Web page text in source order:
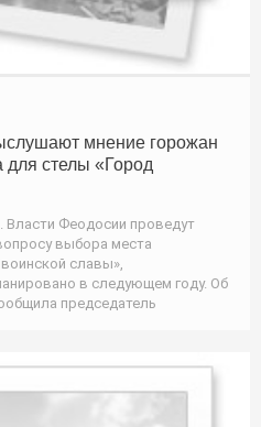
мнение горожан
стелы «Город
Власти Феодосии проведут
выбора места
славы»,
в следующем году. Об
председатель